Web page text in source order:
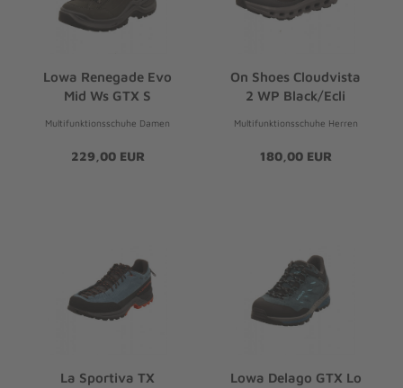
Lowa Renegade Evo
Mid Ws GTX S
Multifunktionsschuhe Damen
229,00 EUR
On Shoes Cloudvista
2 WP Black/Ecli
Multifunktionsschuhe Herren
180,00 EUR
La Sportiva TX
Lowa Delago GTX Lo